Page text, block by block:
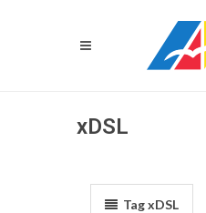
xDSL
Tag xDSL